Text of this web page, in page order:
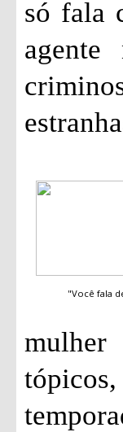
só fala
"Você fala